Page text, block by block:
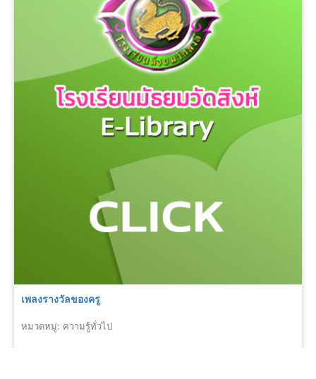
เพลงรางวัลของครู
หมวดหมู่: ความรู้ทั่วไป